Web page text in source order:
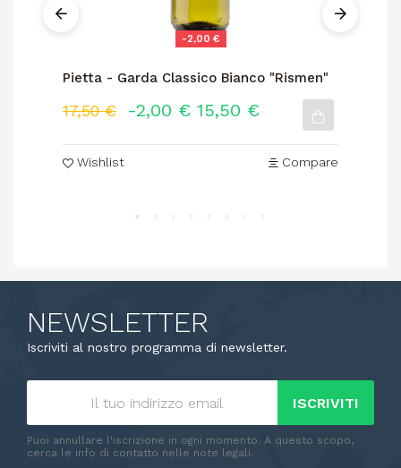
-2,00 €
Pietta - Garda Classico Bianco "Rismen"
17,50 € -2,00 € 15,50 €
Wishlist Compare
NEWSLETTER
Iscriviti al nostro programma di newsletter.
ISCRIVITI
Puoi annullare l'iscrizione in ogni momento. A questo scopo,
cerca le info di contatto nelle note legali.